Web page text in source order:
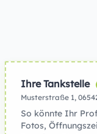
Ihre Tankstelle
Musterstraße 1,
So könnte Ihr
Fotos,